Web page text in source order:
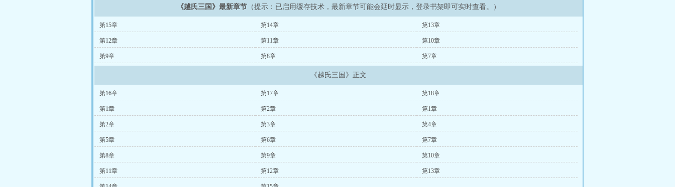
《越氏三国》最新章节 （提示：已启用缓存技术，最新章节可能会延时显示，登录书架即可实时查看。）
第15章 第14章 第13章
第12章 第11章 第10章
第9章 第8章 第7章
《越氏三国》正文
第16章 第17章 第18章
第1章 第2章 第1章
第2章 第3章 第4章
第5章 第6章 第7章
第8章 第9章 第10章
第11章 第12章 第13章